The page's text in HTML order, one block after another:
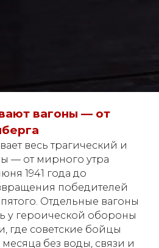
вагоны — от
весь трагический и
— от мирного утра
1941 года до
победителей
Отдельные вагоны
у героической обороны
где советские бойцы
без воды, связи и